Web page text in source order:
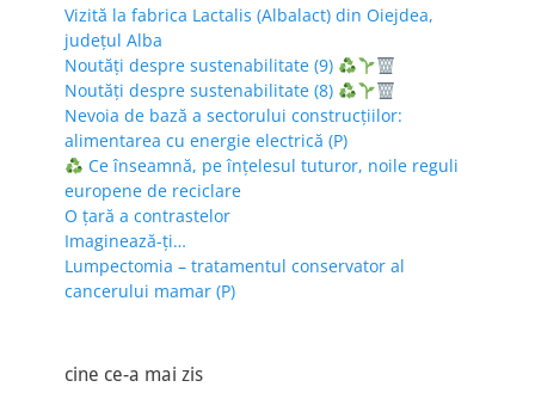
Vizită la fabrica Lactalis (Albalact) din Oiejdea,
județul Alba
Noutăți despre sustenabilitate (9)
Noutăți despre sustenabilitate (8)
Nevoia de bază a sectorului construcțiilor:
alimentarea cu energie electrică (P)
Ce înseamnă, pe înțelesul tuturor, noile reguli
europene de reciclare
O țară a contrastelor
Imaginează-ți…
Lumpectomia – tratamentul conservator al
cancerului mamar (P)
cine ce-a mai zis